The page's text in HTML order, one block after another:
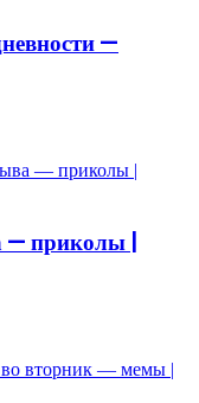
—
— приколы |